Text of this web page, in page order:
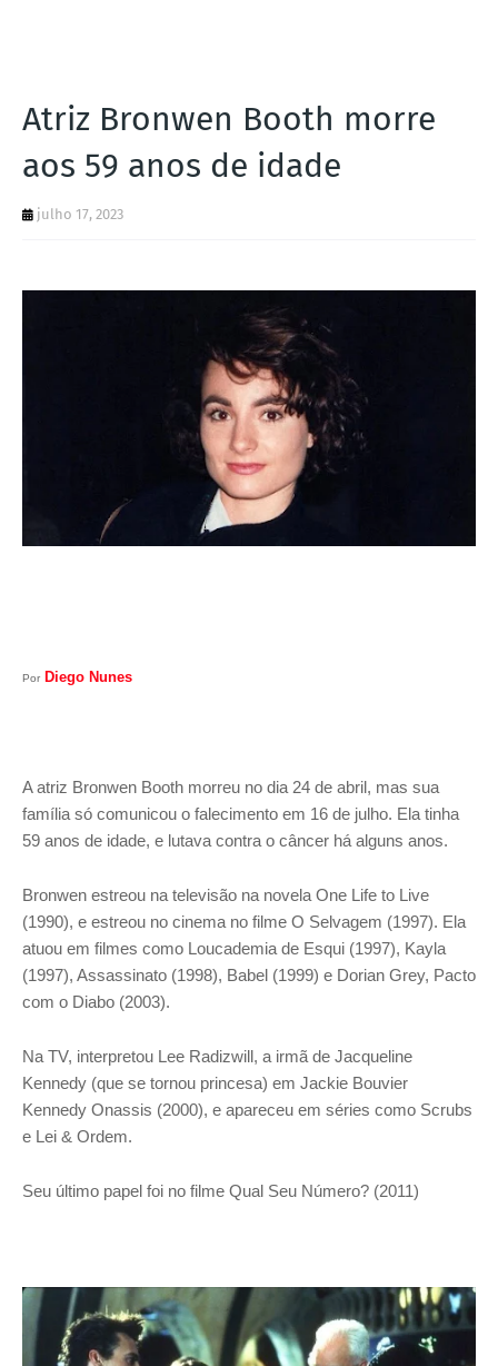
Atriz Bronwen Booth morre
aos 59 anos de idade
julho 17, 2023
Por Diego Nunes
A atriz Bronwen Booth morreu no dia 24 de abril, mas sua
família só comunicou o falecimento em 16 de julho. Ela tinha
59 anos de idade, e lutava contra o câncer há alguns anos.
Bronwen estreou na televisão na novela One Life to Live
(1990), e estreou no cinema no filme O Selvagem (1997). Ela
atuou em filmes como Loucademia de Esqui (1997), Kayla
(1997), Assassinato (1998), Babel (1999) e Dorian Grey, Pacto
com o Diabo (2003).
Na TV, interpretou Lee Radizwill, a irmã de Jacqueline
Kennedy (que se tornou princesa) em Jackie Bouvier
Kennedy Onassis (2000), e apareceu em séries como Scrubs
e Lei & Ordem.
Seu último papel foi no filme Qual Seu Número? (2011)